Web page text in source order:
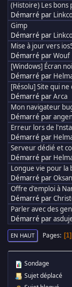
(Histoire) Les bons
Démarré par
Gimp
Démarré par
Mise à jour vers
Démarré parWouf
[Windows] Écran
Démarré par
[Résolu] Site qui ne
Démarré parArca
Mon navigateur
Démarré par
Erreur lors de
Démarré par
Serveur dédié et
Démarré par
Longue vie pour
Démarré par
Offre d'emploi à
Démarré par
Parler avec des
Démarré par
EN HAUT Pages 1
Sondage
Sujet déplacé